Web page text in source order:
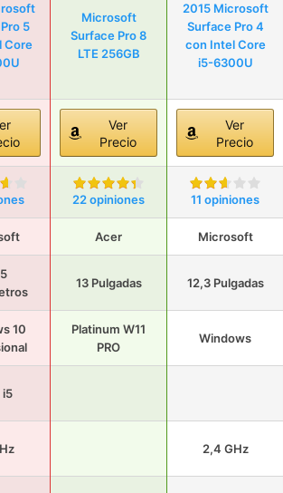
5
Core
Microsoft
Surface Pro 8
LTE 256GB
2015 Microsoft
Surface Pro 4
con Intel Core
i5-6300U
Ver
Precio
Ver
Precio
22 opiniones 11 opiniones
Acer Microsoft
13 Pulgadas 12,3 Pulgadas
10
Platinum W11
PRO
Windows
i5
2,4 GHz